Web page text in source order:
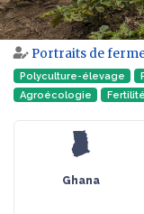
Aller à :
Portraits de
Polyculture-élevage
Agroécologie
Ghana